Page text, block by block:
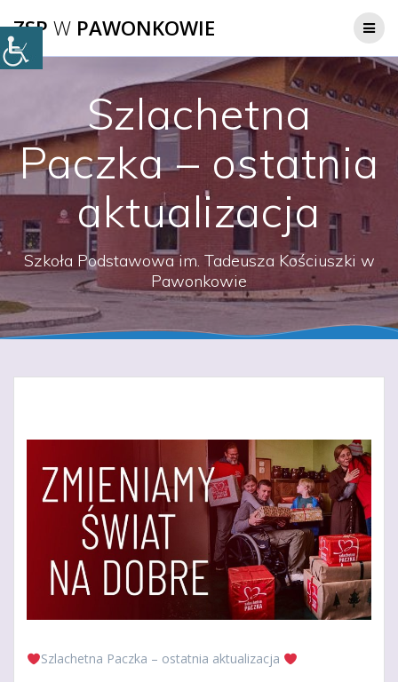
do
ZSP W PAWONKOWIE
Szlachetna
Paczka – ostatnia
aktualizacja
Szkoła Podstawowa im. Tadeusza Kościuszki w
Pawonkowie
Szlachetna Paczka – ostatnia aktualizacja